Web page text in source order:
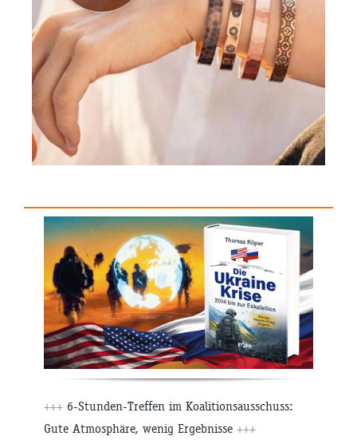
+++ 6-Stunden-Treffen im Koalitionsausschuss:
Gute Atmosphäre, wenig Ergebnisse +++